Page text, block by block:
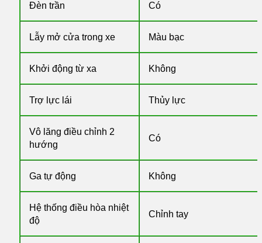
Đèn trần Có
Lẫy mở cửa trong xe Màu bạc
Khởi động từ xa Không
Trợ lực lái Thủy lực
Vô lăng điều chỉnh 2
hướng
Có
Ga tự động Không
Hệ thống điều hòa nhiệt
độ
Chỉnh tay